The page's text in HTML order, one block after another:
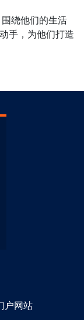
绕他们的生活
手，为他们打造
户网站